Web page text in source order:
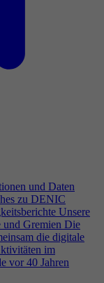
und Daten
zu DENIC
Unsere
und Gremien Die
die digitale
im
vor 40 Jahren